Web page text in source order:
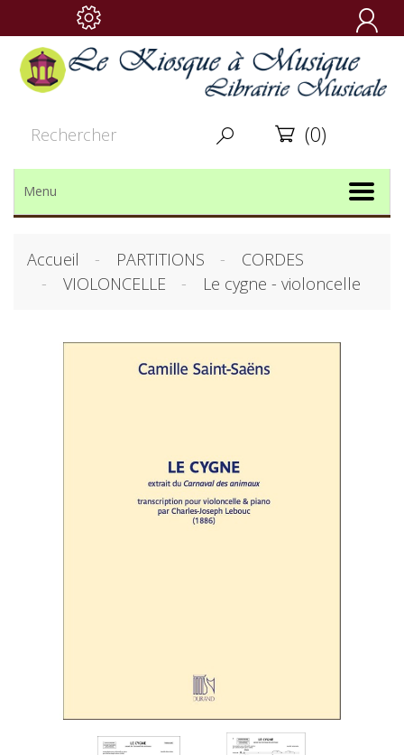

  (0)
Menu
Accueil PARTITIONS
CORDES
VIOLONCELLE
Le cygne - violoncelle